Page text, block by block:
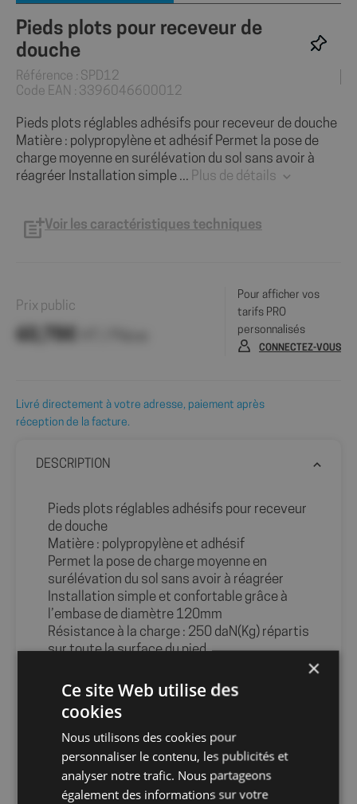
Pieds plots pour receveur de
douche
Référence : SPD12
Code EAN : 3396046600012
Pieds plots réglables adhésifs pour receveur de douche
Matière : polypropylène et adhésif Permet la pose de
charge moyenne en surélévation du sol sans avoir à
réagréer Installation simple ... Plus de détails
Voir les caractéristiques techniques
Prix public
60,78€
Pour afficher vos
tarifs PRO
personnalisés
CONNECTEZ-VOUS
Livré directement à votre adresse, paiement après
réception de la facture.
DESCRIPTION
Pieds plots réglables adhésifs pour receveur
de douche
Matière : polypropylène et adhésif
Permet la pose de charge moyenne en
surélévation du sol sans avoir à réagréer
Installation simple et confortable grâce à
l’embase de diamètre 120mm
Résistance à la charge : 250 daN(Kg) répartis
sur toute la surface du pied
Info-tri EMBALLAGE :
×
Ce site Web utilise des
cookies
Nous utilisons des cookies pour
personnaliser le contenu, les publicités et
analyser notre trafic. Nous partageons
également des informations sur votre